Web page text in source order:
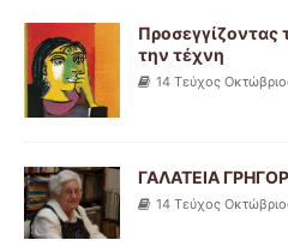
Προσεγγίζοντας
την τέχνη
14 Tεύχος
ΓΑΛΑΤΕΙΑ
14 Tεύχος